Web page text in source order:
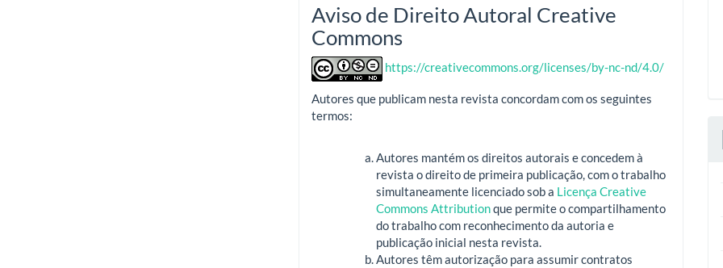
Aviso de Direito Autoral Creative
Commons
https://creativecommons.org/licenses/by-nc-nd/4.0/
Autores que publicam nesta revista concordam com os seguintes
termos:
Autores mantém os direitos autorais e concedem à
revista o direito de primeira publicação, com o trabalho
simultaneamente licenciado sob a Licença Creative
Commons Attributionque permite o compartilhamento
do trabalho com reconhecimento da autoria e
publicação inicial nesta revista.
Autores têm autorização para assumir contratos